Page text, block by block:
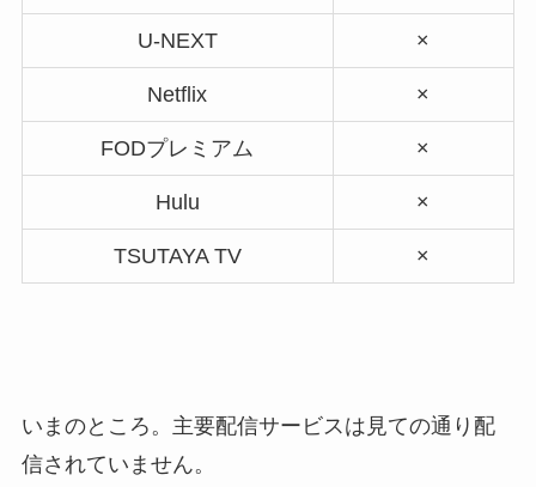
U-NEXT ×
Netflix ×
FODプレミアム ×
Hulu ×
TSUTAYA TV ×
いまのところ。主要配信サービスは見ての通り配
信されていません。